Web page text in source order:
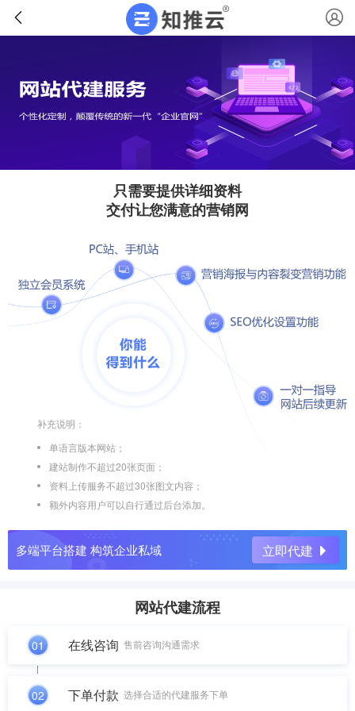
只需要提供详细资料
交付让您满意的营销网
补充说明：
单语言版本网站；
建站制作不超过20张页面；
资料上传服务不超过30张图文内容；
额外内容用户可以自行通过后台添加。
多端平台搭建 构筑企业私域 立即代建
网站代建流程
01 在线咨询 售前咨询沟通需求
02 下单付款 选择合适的代建服务下单